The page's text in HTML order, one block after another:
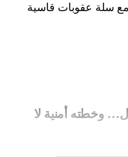
مع سلة عقوبات قاسية
وخطته أمنية لا